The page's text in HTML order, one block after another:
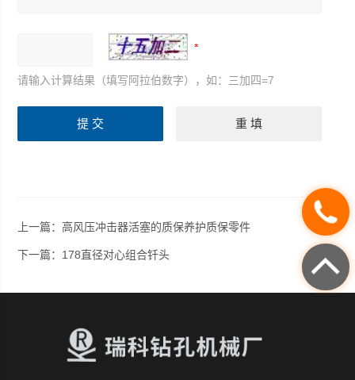
请输入计算结果（填写阿拉伯数字），如：三加四=7
上一篇：高风压冲击器活塞的质保养护质保零件
下一篇： 178直径对心组合钎头